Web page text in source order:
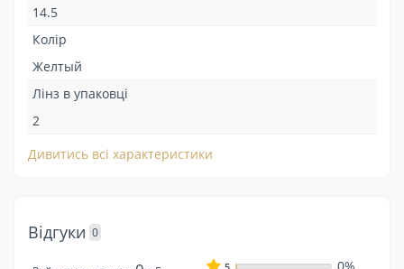
14.5
Колір
Желтый
Лінз в упаковці
2
Дивитись всі характеристики
Відгуки 0